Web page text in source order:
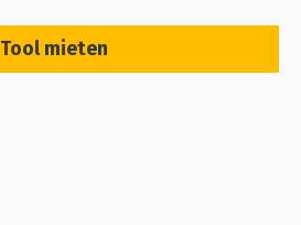
Tool mieten